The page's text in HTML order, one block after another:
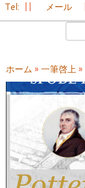
ン
ツ
へ
Tel: メール
ホーム » 一筆啓上»